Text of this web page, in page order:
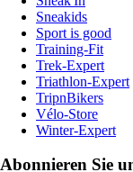
Sneakids
Sport is good
Training-Fit
Trek-Expert
Triathlon-Expert
TripnBikers
Vélo-Store
Winter-Expert
Abonnieren Sie